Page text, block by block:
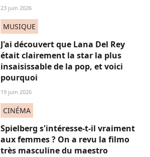
23 juin 2026
MUSIQUE
J'ai découvert que Lana Del Rey
était clairement la star la plus
insaisissable de la pop, et voici
pourquoi
19 juin 2026
CINÉMA
Spielberg s'intéresse-t-il vraiment
aux femmes ? On a revu la filmo
très masculine du maestro